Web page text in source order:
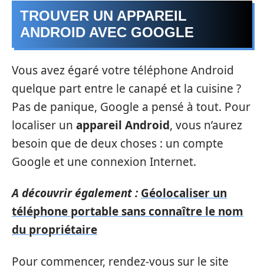
TROUVER UN APPAREIL
ANDROID AVEC GOOGLE
Vous avez égaré votre téléphone Android
quelque part entre le canapé et la cuisine ?
Pas de panique, Google a pensé à tout. Pour
localiser un appareil Android, vous n’aurez
besoin que de deux choses : un compte
Google et une connexion Internet.
A découvrir également : Géolocaliser un
téléphone portable sans connaître le nom
du propriétaire
Pour commencer, rendez-vous sur le site